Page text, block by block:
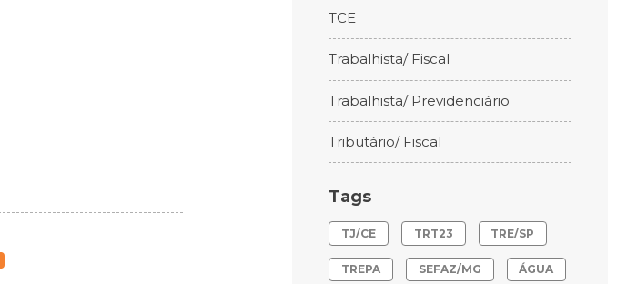
TCE
Trabalhista/ Fiscal
Trabalhista/ Previdenciário
Tributário/ Fiscal
Tags
TJ/CE TRT23 TRE/SP
TREPA SEFAZ/MG ÁGUA